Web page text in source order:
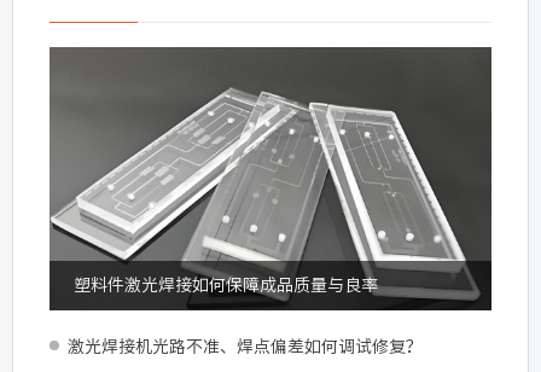
塑料件激光焊接如何保障成品质量与良率
激光焊接机光路不准、焊点偏差如何调试修复？